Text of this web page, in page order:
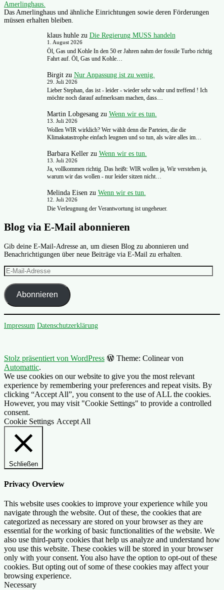
Amerlinghaus.
Das Amerlinghaus und ähnliche Einrichtungen sowie deren Förderungen
müssen erhalten bleiben.
klaus huhlezu Die Regierung MUSS handeln
1. August 2026
Öl, Gas und Kohle In den 50 er Jahren nahm der fossile Turbo richtig
Fahrt auf. Öl, Gas und Kohle…
Birgitzu Nur Anpassung ist zu wenig.
29. Juli 2026
Lieber Stephan, das ist - leider - wieder sehr wahr und treffend ! Ich
möchte noch darauf aufmerksam machen, dass…
Martin Lobgesangzu Wenn wir es tun.
13. Juli 2026
Wollen WIR wirklich? Wer wählt denn die Parteien, die die
Klimakatastrophe einfach leugnen und so tun, als wäre alles im…
Barbara Kellerzu Wenn wir es tun.
13. Juli 2026
Ja, vollkommen richtig. Das heißt: WIR wollen ja, Wir verstehen ja,
warum wir das wollen - nur leider sitzen nicht…
Melinda Eisenzu Wenn wir es tun.
12. Juli 2026
Die Verleugnung der Verantwortung ist ungeheuer.
Blog via E-Mail abonnieren
Gib deine E-Mail-Adresse an, um diesen Blog zu abonnieren und
Benachrichtigungen über neue Beiträge via E-Mail zu erhalten.
E-
Mail-
Adresse
Abonnieren
Impressum Datenschutzerklärung
Stolz präsentiert von WordPress
Theme: Colinear von
Automattic.
We use cookies on our website to give you the most relevant
experience by remembering your preferences and repeat visits. By
clicking “Accept All”, you consent to the use of ALL the cookies.
However, you may visit "Cookie Settings" to provide a controlled
consent.
Cookie Settings Accept All
Schließen
Privacy Overview
This website uses cookies to improve your experience while you
navigate through the website. Out of these, the cookies that are
categorized as necessary are stored on your browser as they are
essential for the working of basic functionalities of the website. We
also use third-party cookies that help us analyze and understand how
you use this website. These cookies will be stored in your browser
only with your consent. You also have the option to opt-out of these
cookies. But opting out of some of these cookies may affect your
browsing experience.
Necessary